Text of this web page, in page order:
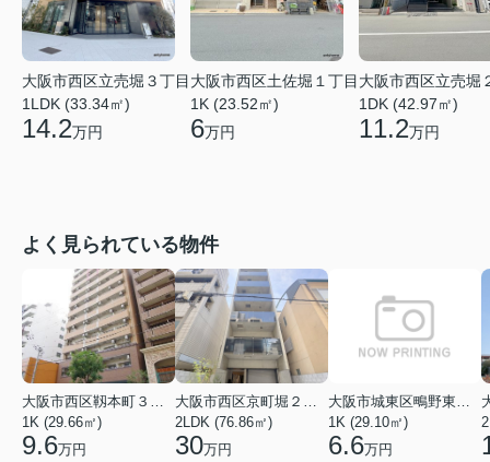
大阪市西区立売堀３丁目
1LDK (33.34㎡)
14.2万円
大阪市西区土佐堀１丁目
1K (23.52㎡)
6万円
大阪市西区立売堀
1DK (42.97㎡)
11.2万円
よく見られている物件
大阪市西区靱本町３丁目
1K (29.66㎡)
9.6万円
大阪市西区京町堀２丁目
2LDK (76.86㎡)
30万円
大阪市城東区鴫野東３丁目
1K (29.10㎡)
6.6万円